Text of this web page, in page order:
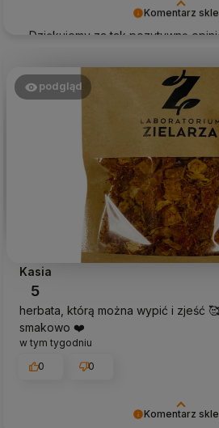
Komentarz
Dziękujemy za tak pozytywną
czas i wysiłek włożony w
doświadczeniami. Do zobaczenia!
Komentarz
podgląd
Kasia
5
herbata, którą można wypić i zjeść
smakowo ❤️
w tym tygodniu
0
0